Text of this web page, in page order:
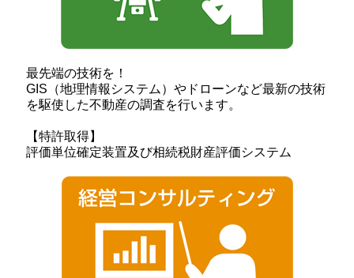
最先端の技術を！
GIS（地理情報システム）やドローンなど最新の技術
を駆使した不動産の調査を行います。
【特許取得】
評価単位確定装置及び相続税財産評価システム